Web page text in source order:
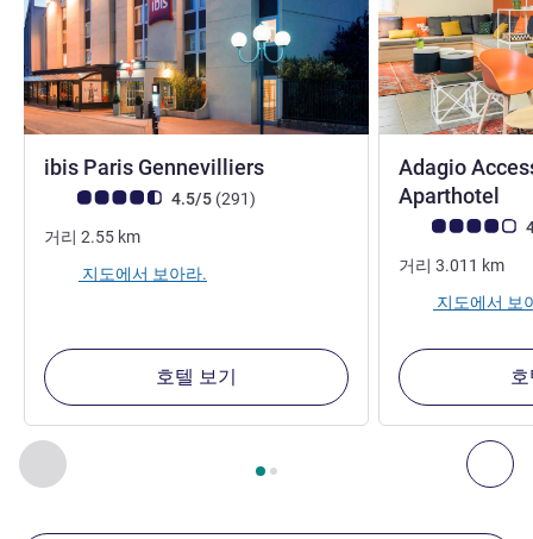
이전 - 주변에 있는 다른 시설 다
2/ 페이지 , 주변에 있는 다른 시설 1 :, 주변에 있는 다른 시
ibis Paris Gennevilliers
고객 평점 (ALL 평가)
4.5/5 (291리뷰
)
거리 2.55 km
지도에서 보아라.
호텔 보기
Adagio
Aparthotel
고객 평점 (ALL 평
거리 3.011 km
지도에서 보